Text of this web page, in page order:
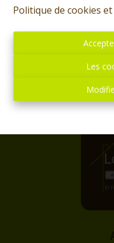
Politique de cookies et
Les
7380 Quiévrain| Ref